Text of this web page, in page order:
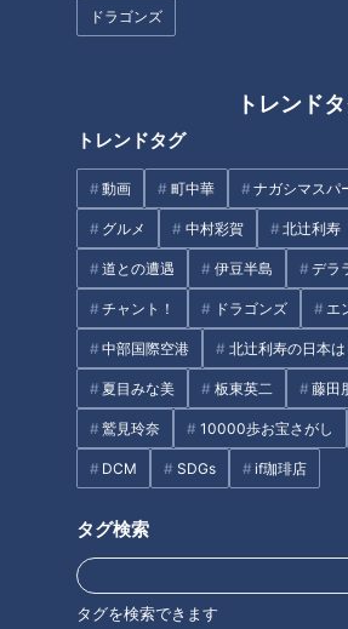
ドラゴンズ
トレンド
トレンドタグ
動画 町中華 ナガシマスパ
グルメ 中村彩賀 北辻利寿
道との遭遇 伊豆半島 デラ
チャント！ ドラゴンズ エ
中部国際空港 北辻利寿の日本
夏目みな美 板東英二 藤田
鷲見玲奈 10000歩お宝さがし
DCM SDGs if珈琲店
タグ検索
タグを検索できます
ブマダムが大調査
全国初！ドンキの新業態「ロビ
ン・フッド」が愛知・あま市に
誕生！コスパ最強の“うどんバイ
キング”や便利な冷凍総菜も
「来店
る」岐
「漢方
く焼き
査
タグ
チャント！
オススメ関連コンテンツ